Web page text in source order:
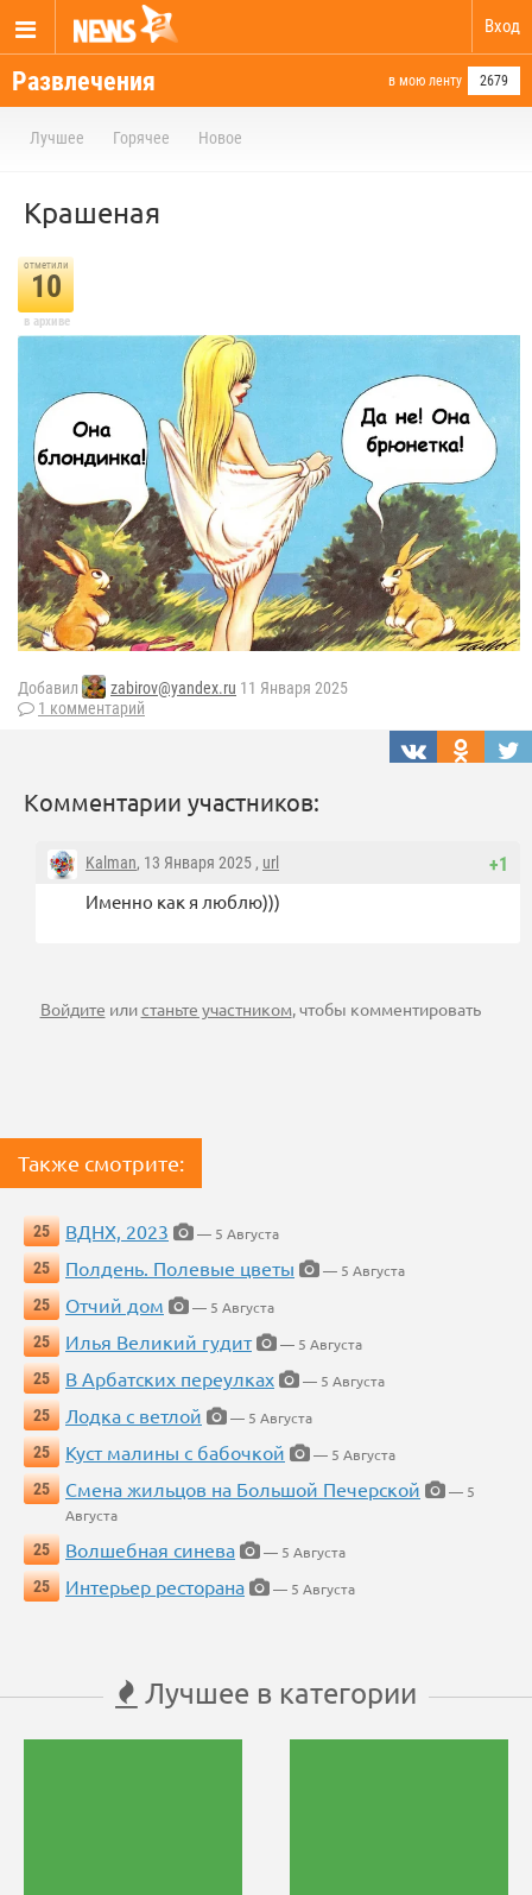
Вход
Развлечения в мою ленту 2679
Лучшее Горячее Новое
Крашеная⁠⁠
отметили
10
в архиве
Добавил zabirov@yandex.ru 11 Января 2025
1 комментарий
Комментарии участников:
+1
Kalman, 13 Января 2025 , url
Именно как я люблю)))
Войдите илистаньте участником, чтобы комментировать
Также смотрите:
25 ВДНХ, 2023
— 5 Августа
25
Полдень. Полевые цветы
— 5 Августа
25
Отчий дом
— 5 Августа
25
Илья Великий гудит
— 5 Августа
25
В Арбатских переулках
— 5 Августа
25
Лодка с ветлой
— 5 Августа
25
Куст малины с бабочкой
— 5 Августа
25
Смена жильцов на Большой Печерской
— 5
Августа
25
Волшебная синева
— 5 Августа
25
Интерьер ресторана — 5 Августа
Лучшее в категории